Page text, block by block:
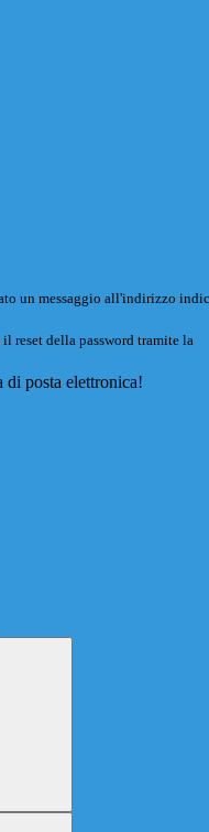
un messaggio all'indirizzo
reset della password tramite la
di posta elettronica!